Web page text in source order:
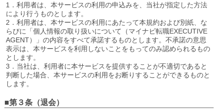
1．利用者は、本サービスの利用の申込みを、当社が指定した方法
により行うものとします。
2．利用者は、本サービスの利用にあたって本規約および別紙、な
らびに「個人情報の取り扱いについて（マイナビ転職EXECUTIVE
AGENT）」の内容をすべて承諾するものとします。不承諾の意思
表示は、本サービスを利用しないことをもってのみ認められるもの
とします。
3．当社は、利用者に本サービスを提供することが不適切であると
判断した場合、本サービスの利用をお断りすることができるものと
します。
■第３条（退会）